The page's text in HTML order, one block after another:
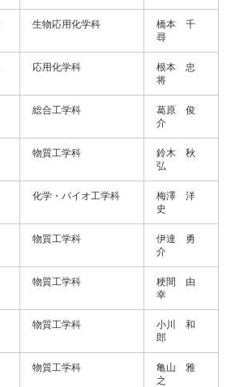
生物応用化学科
橋本 千
尋
応用化学科
根本 忠
将
総合工学科
葛原 俊
介
物質工学科
鈴木 秋
弘
化学・バイオ工学科
梅澤 洋
史
物質工学科
伊達 勇
介
物質工学科
粳間 由
幸
物質工学科
小川 和
郎
物質工学科
亀山 雅
之